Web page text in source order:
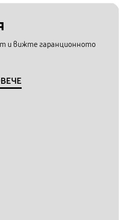
и вижте гаранционното